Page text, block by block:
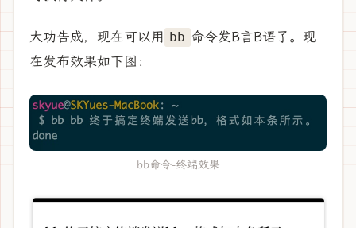
大功告成，现在可以用 bb 命令发B言B语了。现
在发布效果如下图：
bb命令-终端效果